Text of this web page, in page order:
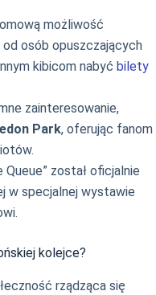
możliwość
od osób opuszczających
kibicom nabyć bilety
zainteresowanie,
Park, oferując fanom
został oficjalnie
w specjalnej wystawie
kolejce?
rządząca się